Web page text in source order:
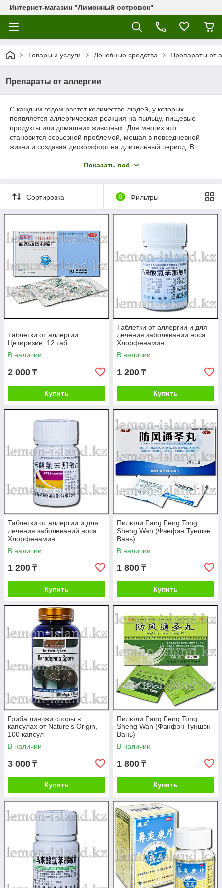
Интернет-магазин "Лимонный островок"
Товары и услуги Лечебные средства Препараты от
Препараты от аллергии
С каждым годом растет количество людей, у которых
появляется аллергическая реакция на пыльцу, пищевые
продукты или домашних животных. Для многих это
становится серьезной проблемой, мешая в повседневной
жизни и создавая дискомфорт на длительный период. В
от аллергии, которые представляют собой эффективное и
симптомами.
Показать всё
Сортировка 0 Фильтры
Таблетки от аллергии
Цетиризин, 12 таб.
В наличии
2 000 ₸
Купить
Таблетки от аллергии и для
лечения заболеваний носа
Хлорфенамин
(хлорфенирамин)
В наличии
1 200 ₸
Купить
Таблетки от аллергии и для
лечения заболеваний носа
Хлорфенамин
(хлорфенирамин)
В наличии
1 200 ₸
Купить
Пилюли Fang Feng Tong
Sheng Wan (Фанфэн Туншэн
Вань)
В наличии
1 800 ₸
Купить
Гриба линчжи споры в
капсулах от Nature's Origin,
100 капсул
В наличии
3 000 ₸
Купить
Пилюли Fang Feng Tong
Sheng Wan (Фанфэн Туншэн
Вань)
В наличии
1 800 ₸
Купить